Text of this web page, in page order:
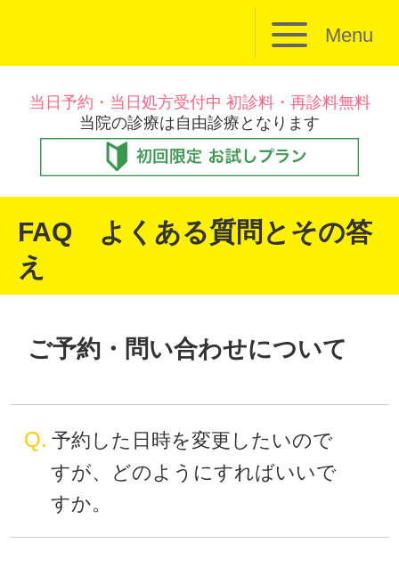
Menu
当日予約・当日処方受付中 初診料・再診料無料
当院の診療は自由診療となります
FAQ よくある質問とその答
え
ご予約・問い合わせについて
Q. 予約した日時を変更したいので
すが、どのようにすればいいで
すか。